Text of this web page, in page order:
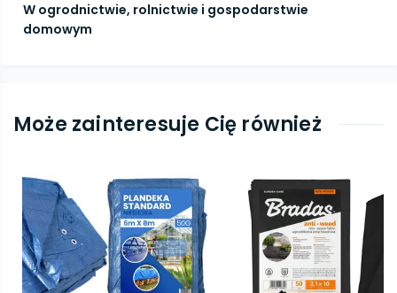
W ogrodnictwie, rolnictwie i gospodarstwie
domowym
Może zainteresuje Cię również